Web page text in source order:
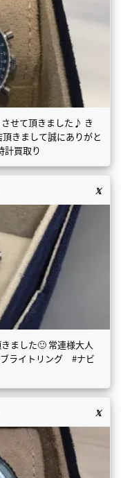
せて頂きました♪ き
きまして誠にありがと
買取り
ました🙂 常連様大人
ライトリング #ナビ